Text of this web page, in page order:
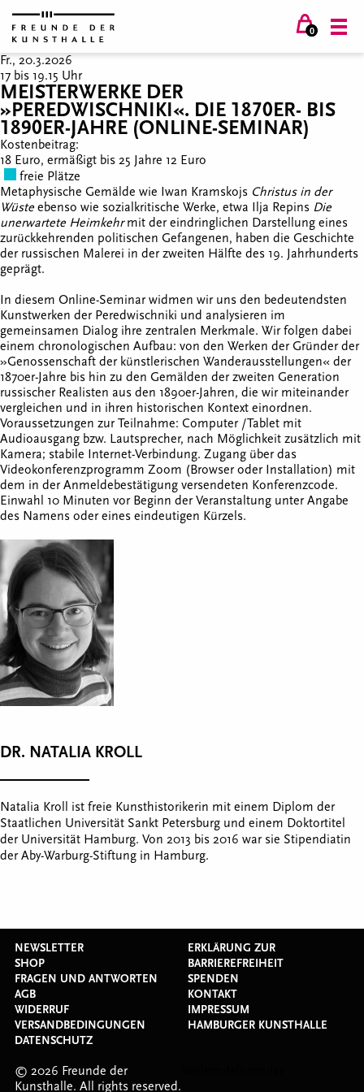
0
Fr., 20.3.2026
17 bis 19.15 Uhr
MEISTERWERKE DER
»PEREDWISCHNIKI«. DIE 1870ER- BIS
1890ER-JAHRE (ONLINE-SEMINAR)
Kostenbeitrag:
18 Euro, ermäßigt bis 25 Jahre 12 Euro
freie Plätze
Metaphysische Gemälde wie Iwan Kramskojs Christus in der
Wüste ebenso wie sozialkritische Werke, etwa Ilja Repins Die
unerwartete Heimkehrmit der eindringlichen Darstellung eines
zurückkehrenden politischen Gefangenen, haben die Geschichte
der russischen Malerei in der zweiten Hälfte des 19. Jahrhunderts
geprägt.
In diesem Online-Seminar widmen wir uns den bedeutendsten
Kunstwerken der Peredwischniki und analysieren im
gemeinsamen Dialog ihre zentralen Merkmale. Wir folgen dabei
einem chronologischen Aufbau: von den Werken der Gründer der
»Genossenschaft der künstlerischen Wanderausstellungen« der
1870er-Jahre bis hin zu den Gemälden der zweiten Generation
russischer Realisten aus den 1890er-Jahren, die wir miteinander
vergleichen und in ihren historischen Kontext einordnen.
Voraussetzungen zur Teilnahme: Computer /Tablet mit
Audioausgang bzw. Lautsprecher, nach Möglichkeit zusätzlich mit
Kamera; stabile Internet-Verbindung. Zugang über das
Videokonferenzprogramm Zoom (Browser oder Installation) mit
dem in der Anmeldebestätigung versendeten Konferenzcode.
Einwahl 10 Minuten vor Beginn der Veranstaltung unter Angabe
des Namens oder eines eindeutigen Kürzels.
DR. NATALIA KROLL
Natalia Kroll ist freie Kunsthistorikerin mit einem Diplom der
Staatlichen Universität Sankt Petersburg und einem Doktortitel
der Universität Hamburg. Von 2013 bis 2016 war sie Stipendiatin
der Aby-Warburg-Stiftung in Hamburg.
© 2026 Freunde der
Kunsthalle. All rights reserved.
NEWSLETTER
SHOP
FRAGEN UND ANTWORTEN
AGB
WIDERRUF
VERSANDBEDINGUNGEN
DATENSCHUTZ
ERKLÄRUNG ZUR
BARRIEREFREIHEIT
SPENDEN
KONTAKT
IMPRESSUM
HAMBURGER KUNSTHALLE